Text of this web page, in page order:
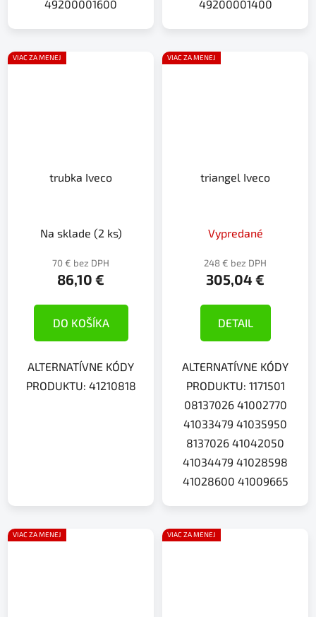
49200001600 49200001400
VIAC ZA MENEJ
trubka Iveco
Na sklade (2 ks)
70 € bez DPH
86,10 €
DO KOŠÍKA
ALTERNATÍVNE KÓDY
PRODUKTU: 41210818
VIAC ZA MENEJ
triangel Iveco
Vypredané
248 € bez DPH
305,04 €
DETAIL
ALTERNATÍVNE KÓDY
PRODUKTU: 1171501
08137026 41002770
41033479 41035950
8137026 41042050
41034479 41028598
41028600 41009665
VIAC ZA MENEJ VIAC ZA MENEJ